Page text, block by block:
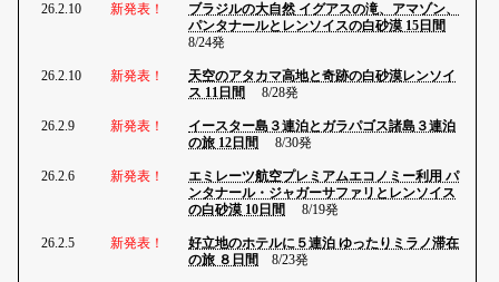
26.2.10 新発表！
ブラジルの大自然 イグアスの滝、アマゾン、
パンタナールとレンソイスの白砂漠 15日間
8/24発
26.2.10 新発表！
天空のアタカマ高地と奇跡の白砂漠レンソイ
ス 11日間
8/28発
26.2.9 新発表！
イースター島３連泊とガラパゴス諸島３連泊
の旅 12日間
8/30発
26.2.6 新発表！
エミレーツ航空プレミアムエコノミー利用 パ
ンタナール・ジャガーサファリとレンソイス
の白砂漠 10日間
8/19発
26.2.5 新発表！
好立地のホテルに５連泊 ゆったりミラノ滞在
の旅 ８日間
8/23発